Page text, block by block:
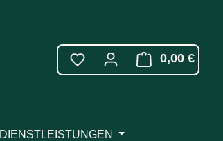
0,00 €
DIENSTLEISTUNGEN